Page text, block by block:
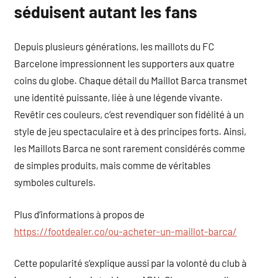
séduisent autant les fans
Depuis plusieurs générations, les maillots du FC
Barcelone impressionnent les supporters aux quatre
coins du globe. Chaque détail du Maillot Barca transmet
une identité puissante, liée à une légende vivante.
Revêtir ces couleurs, c’est revendiquer son fidélité à un
style de jeu spectaculaire et à des principes forts. Ainsi,
les Maillots Barca ne sont rarement considérés comme
de simples produits, mais comme de véritables
symboles culturels.
Plus d’informations à propos de
https://footdealer.co/ou-acheter-un-maillot-barca/
Cette popularité s’explique aussi par la volonté du club à